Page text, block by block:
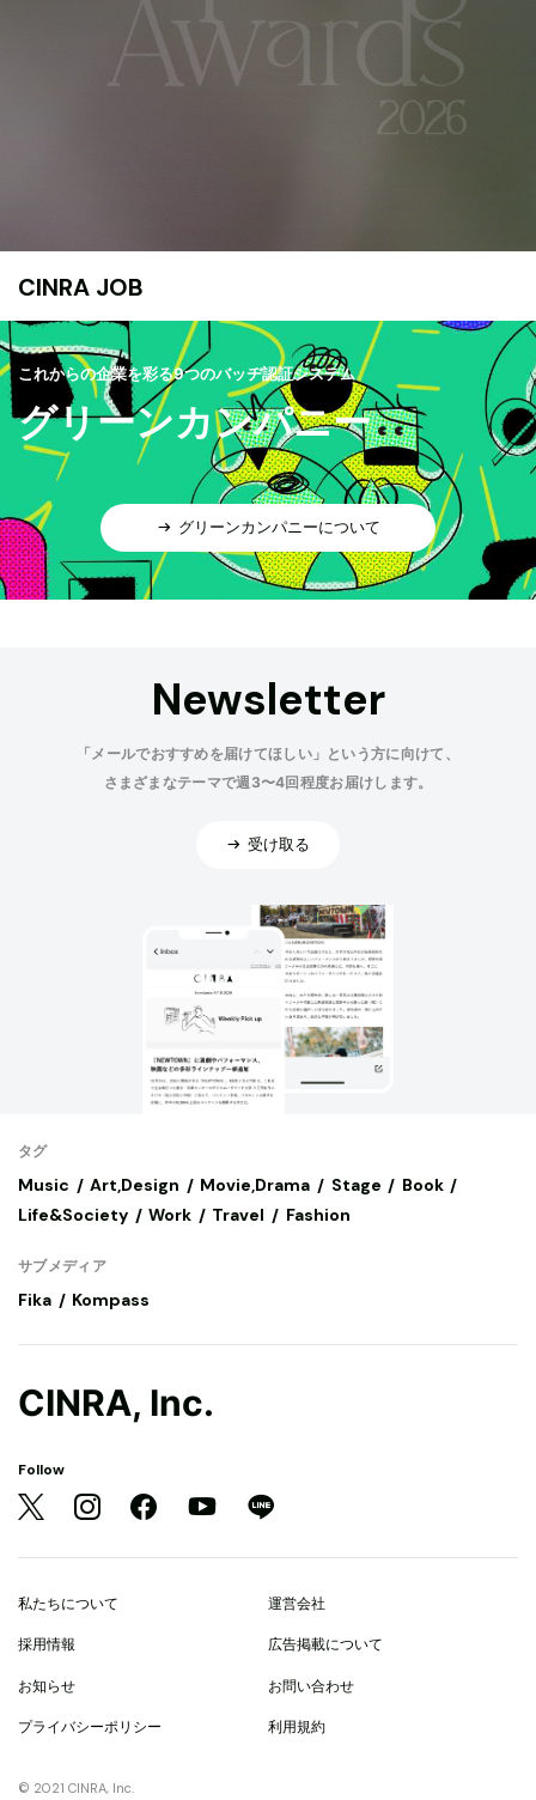
CINRA JOB
これからの企業を彩る9つのバッヂ認証システム
グリーンカンパニー
グリーンカンパニーについて
Newsletter
「メールでおすすめを届けてほしい」という方に向けて、
さまざまなテーマで週3〜4回程度お届けします。
受け取る
タグ
Music Art,Design Movie,Drama Stage
Book
Life&Society
Work Travel Fashion
サブメディア
Fika Kompass
CINRA, Inc.
Follow
私たちについて 運営会社
採用情報 広告掲載について
お知らせ お問い合わせ
プライバシーポリシー 利用規約
© 2021 CINRA, Inc.